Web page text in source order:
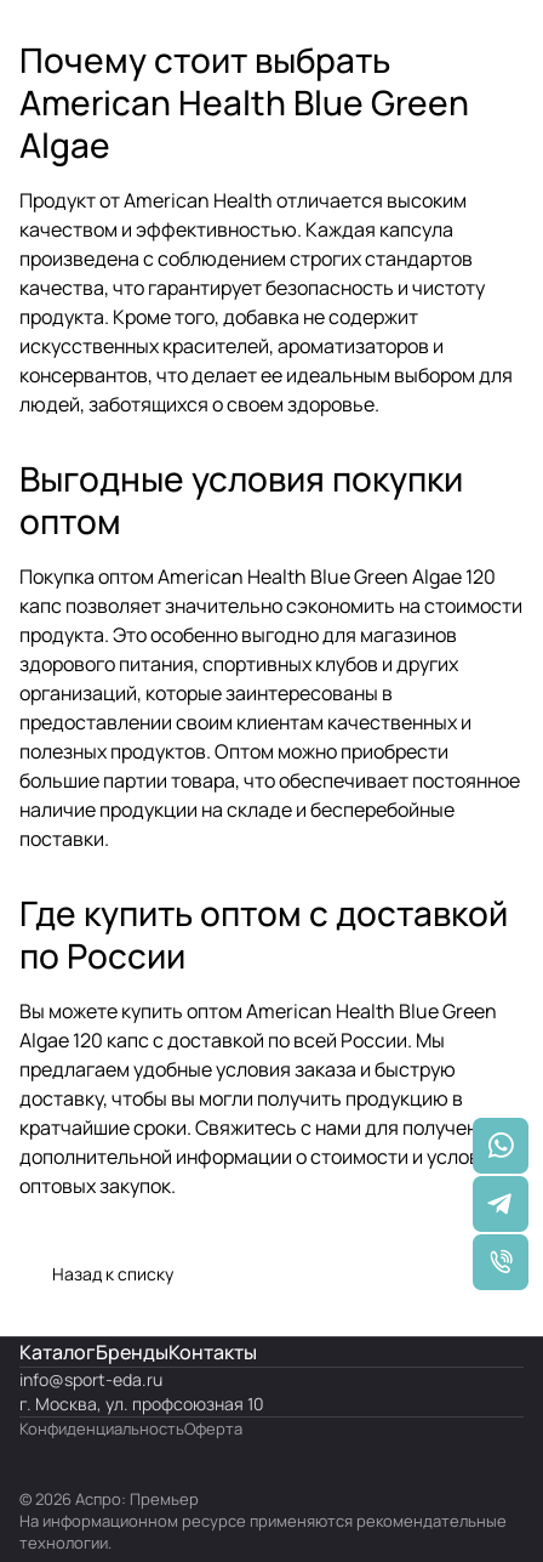
Почему стоит выбрать
American Health Blue Green
Algae
Продукт от American Health отличается высоким
качеством и эффективностью. Каждая капсула
произведена с соблюдением строгих стандартов
качества, что гарантирует безопасность и чистоту
продукта. Кроме того, добавка не содержит
искусственных красителей, ароматизаторов и
консервантов, что делает ее идеальным выбором для
людей, заботящихся о своем здоровье.
Выгодные условия покупки
оптом
Покупка оптом American Health Blue Green Algae 120
капс позволяет значительно сэкономить на стоимости
продукта. Это особенно выгодно для магазинов
здорового питания, спортивных клубов и других
организаций, которые заинтересованы в
предоставлении своим клиентам качественных и
полезных продуктов. Оптом можно приобрести
большие партии товара, что обеспечивает постоянное
наличие продукции на складе и бесперебойные
поставки.
Где купить оптом с доставкой
по России
Вы можете купить оптом American Health Blue Green
Algae 120 капс с доставкой по всей России. Мы
предлагаем удобные условия заказа и быструю
доставку, чтобы вы могли получить продукцию в
кратчайшие сроки. Свяжитесь с нами для получения
дополнительной информации о стоимости и условиях
оптовых закупок.
Назад к списку
КаталогБрендыКонтакты
info@sport-eda.ru
г. Москва, ул. профсоюзная 10
КонфиденциальностьОферта
© 2026 Аспро: Премьер
На информационном ресурсе применяются рекомендательные
технологии.